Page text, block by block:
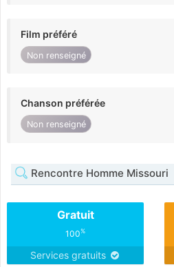
Film préféré
Non renseigné
Chanson préférée
Non renseigné
Rencontre Homme Missouri
Gratuit
100%
Services gratuits